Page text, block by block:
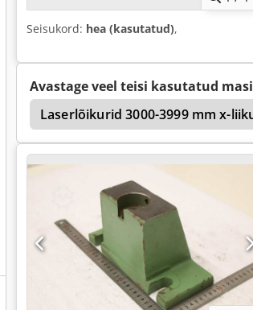
Seisukord: hea (kasutatud),
Avastage veel teisi kasutatud
Laserlõikurid 3000-3999 mm x-